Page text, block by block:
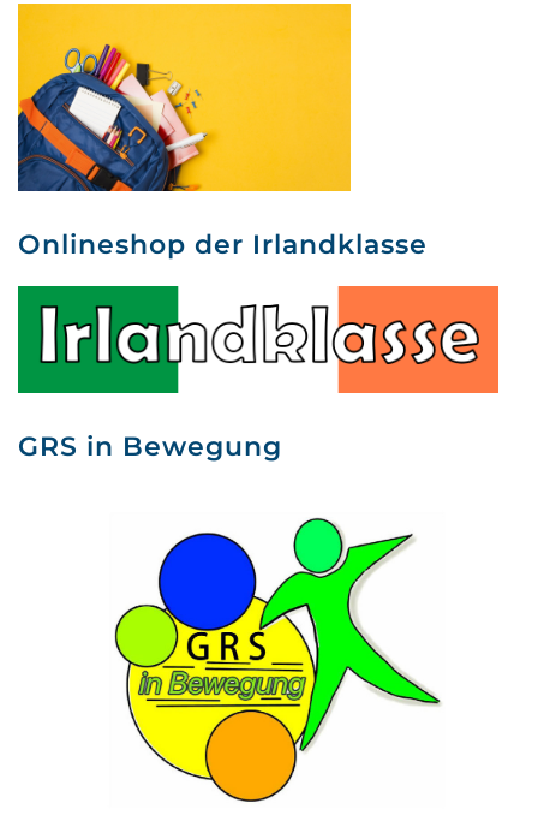
Onlineshop der Irlandklasse
GRS in Bewegung